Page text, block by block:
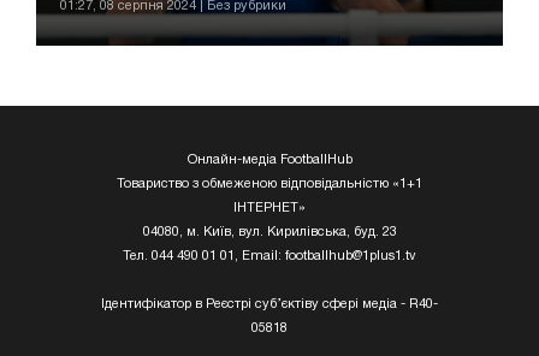
01:27, 08 серпня 2024 | Без рубрики
Онлайн-медіа FootballHub
Товариство з обмеженою відповідальністю «1+1
ІНТЕРНЕТ»
04080, м. Київ, вул. Кирилівська, буд. 23
Тел. 044 490 01 01, Email: footballhub@1plus1.tv
Ідентифікатор в Реєстрі суб’єктіву сфері медіа - R40-
05818